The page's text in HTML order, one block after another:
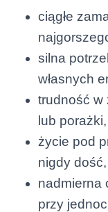
ciągłe
silna
własnych
trudność w
lub porażki,
życie pod
nigdy
nadmierna
przy